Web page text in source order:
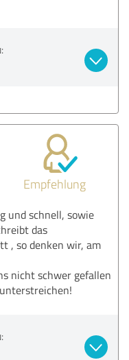
Empfehlung
und schnell, sowie
das
, so denken wir, am
nicht schwer gefallen